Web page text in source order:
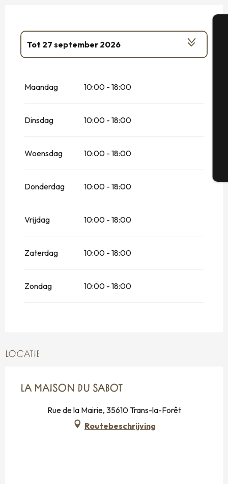
Vanaf 14 februari 2026tot
Tot 27 september 2026
Maandag 10:00 - 18:00
Dinsdag 10:00 - 18:00
Woensdag 10:00 - 18:00
Donderdag 10:00 - 18:00
Vrijdag 10:00 - 18:00
Zaterdag 10:00 - 18:00
Zondag 10:00 - 18:00
LOCATIE
LA MAISON DU SABOT
Rue de la Mairie, 35610 Trans-la-Forêt
Routebeschrijving